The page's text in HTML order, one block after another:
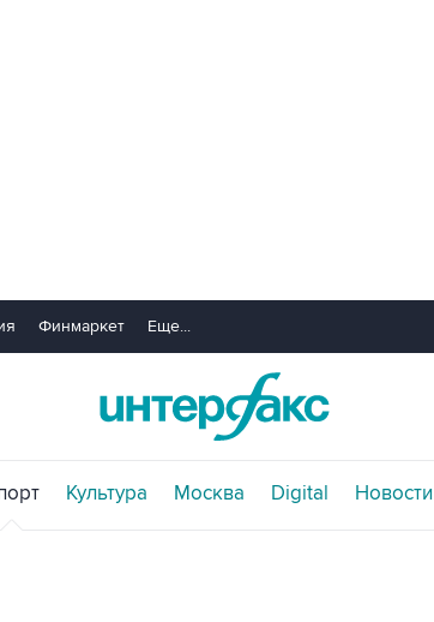
Финмаркет Еще...
Культура Москва Digital Новости